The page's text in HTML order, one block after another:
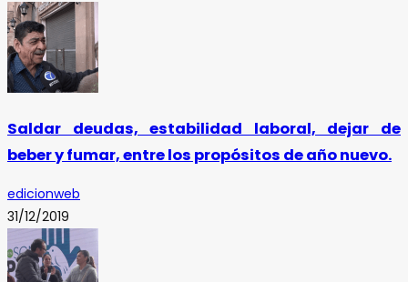
Saldar deudas, estabilidad laboral, dejar de
beber y fumar, entre los propósitos de año nuevo.
edicionweb
31/12/2019